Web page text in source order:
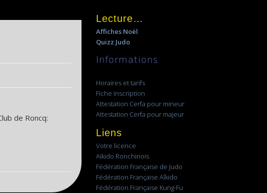
de Roncq:
Lecture…
Affiches Noël
Quizz Judo
Informations
Horaires et tarifs
Fiche inscription
Attestation Cerfa pour mineur
Attestation Cerfa pour majeur
Liens
Votre licence
Aikido Ronchinois
Fédération Française de Judo
Fédération Française Aîkido
Fédération Française Kung-Fu